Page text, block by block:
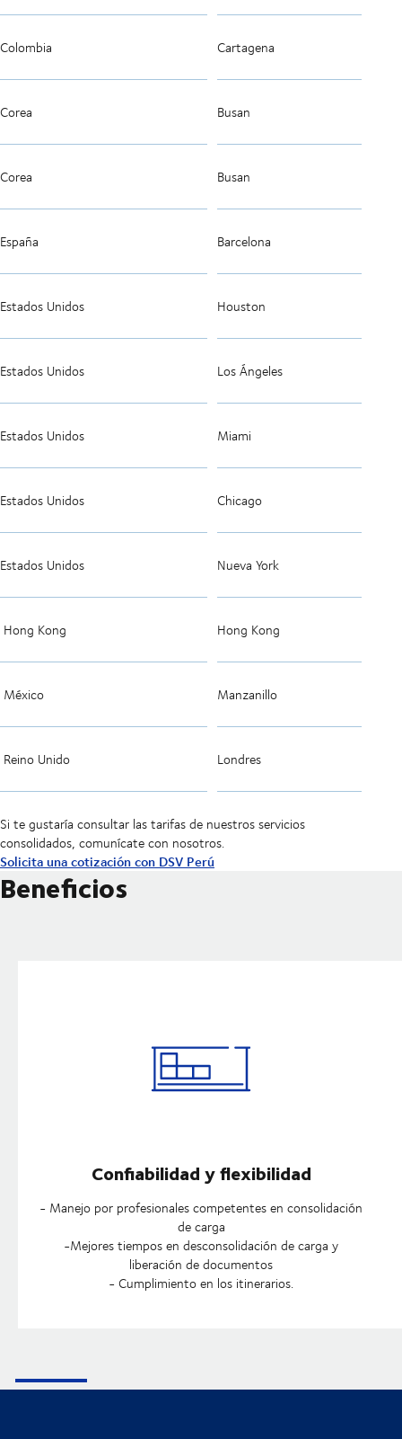
Colombia Cartagena
Corea Busan
Corea Busan
España Barcelona
Estados Unidos Houston
Estados Unidos Los Ángeles
Estados Unidos Miami
Estados Unidos Chicago
Estados Unidos Nueva York
Hong Kong Hong Kong
México Manzanillo
Reino Unido Londres
Si te gustaría consultar las tarifas de nuestros servicios
consolidados, comunícate con nosotros.
Solicita una cotización con DSV Perú
Beneficios
Confiabilidad y flexibilidad
- Manejo por profesionales competentes en consolidación
de carga
-Mejores tiempos en desconsolidación de carga y
liberación de documentos
- Cumplimiento en los itinerarios.